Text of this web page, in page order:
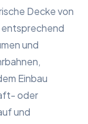
Decke von
entsprechend
und
Einbau
oder
und